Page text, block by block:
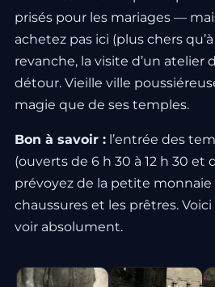
prisés pour les mariages —
achetez pas ici (plus chers qu’à
revanche, la visite d’un atelier
détour. Vieille ville
magie que de ses temples.
Bon à savoir : l’entrée des
(ouverts de 6 h 30 à 12 h 30 et
prévoyez de la petite
chaussures et les prêtres.
voir absolument.